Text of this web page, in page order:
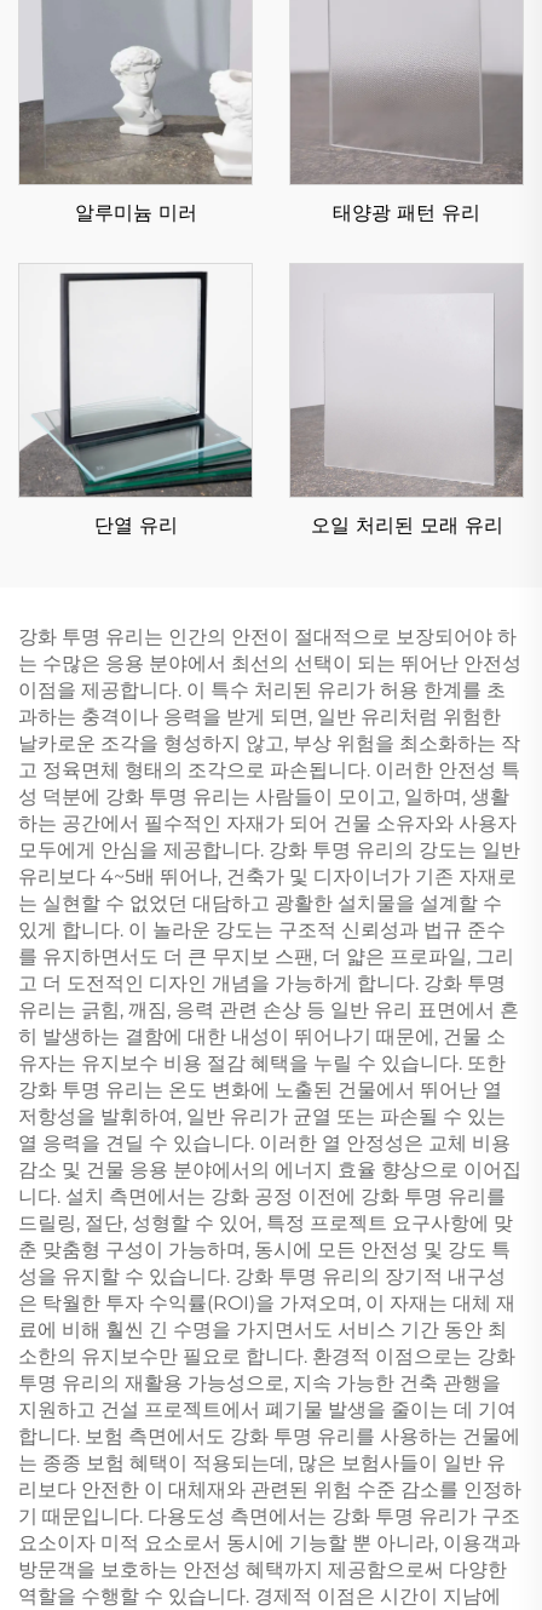
알루미늄 미러 태양광 패턴 유리
단열 유리 오일 처리된 모래 유리
강화 투명 유리는 인간의 안전이 절대적으로 보장되어야 하
는 수많은 응용 분야에서 최선의 선택이 되는 뛰어난 안전성
이점을 제공합니다. 이 특수 처리된 유리가 허용 한계를 초
과하는 충격이나 응력을 받게 되면, 일반 유리처럼 위험한
날카로운 조각을 형성하지 않고, 부상 위험을 최소화하는 작
고 정육면체 형태의 조각으로 파손됩니다. 이러한 안전성 특
성 덕분에 강화 투명 유리는 사람들이 모이고, 일하며, 생활
하는 공간에서 필수적인 자재가 되어 건물 소유자와 사용자
모두에게 안심을 제공합니다. 강화 투명 유리의 강도는 일반
유리보다 4~5배 뛰어나, 건축가 및 디자이너가 기존 자재로
는 실현할 수 없었던 대담하고 광활한 설치물을 설계할 수
있게 합니다. 이 놀라운 강도는 구조적 신뢰성과 법규 준수
를 유지하면서도 더 큰 무지보 스팬, 더 얇은 프로파일, 그리
고 더 도전적인 디자인 개념을 가능하게 합니다. 강화 투명
유리는 긁힘, 깨짐, 응력 관련 손상 등 일반 유리 표면에서 흔
히 발생하는 결함에 대한 내성이 뛰어나기 때문에, 건물 소
유자는 유지보수 비용 절감 혜택을 누릴 수 있습니다. 또한
강화 투명 유리는 온도 변화에 노출된 건물에서 뛰어난 열
저항성을 발휘하여, 일반 유리가 균열 또는 파손될 수 있는
열 응력을 견딜 수 있습니다. 이러한 열 안정성은 교체 비용
감소 및 건물 응용 분야에서의 에너지 효율 향상으로 이어집
니다. 설치 측면에서는 강화 공정 이전에 강화 투명 유리를
드릴링, 절단, 성형할 수 있어, 특정 프로젝트 요구사항에 맞
춘 맞춤형 구성이 가능하며, 동시에 모든 안전성 및 강도 특
성을 유지할 수 있습니다. 강화 투명 유리의 장기적 내구성
은 탁월한 투자 수익률(ROI)을 가져오며, 이 자재는 대체 재
료에 비해 훨씬 긴 수명을 가지면서도 서비스 기간 동안 최
소한의 유지보수만 필요로 합니다. 환경적 이점으로는 강화
투명 유리의 재활용 가능성으로, 지속 가능한 건축 관행을
지원하고 건설 프로젝트에서 폐기물 발생을 줄이는 데 기여
합니다. 보험 측면에서도 강화 투명 유리를 사용하는 건물에
는 종종 보험 혜택이 적용되는데, 많은 보험사들이 일반 유
리보다 안전한 이 대체재와 관련된 위험 수준 감소를 인정하
기 때문입니다. 다용도성 측면에서는 강화 투명 유리가 구조
요소이자 미적 요소로서 동시에 기능할 뿐 아니라, 이용객과
방문객을 보호하는 안전성 혜택까지 제공함으로써 다양한
역할을 수행할 수 있습니다. 경제적 이점은 시간이 지남에